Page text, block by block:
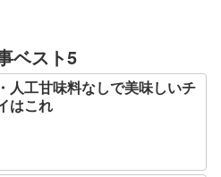
ベスト5
人工甘味料なしで美味しいチ
はこれ